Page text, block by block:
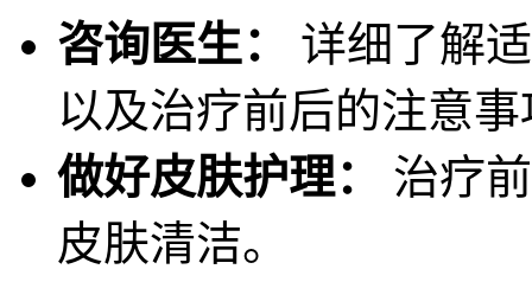
咨询医生：
详细了解
以及治疗前后的注意
做好皮肤护理：
治疗
皮肤清洁。